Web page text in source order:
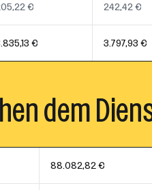
€ 242,42 €
€ 3.797,93 €
dem
88.082,82 €